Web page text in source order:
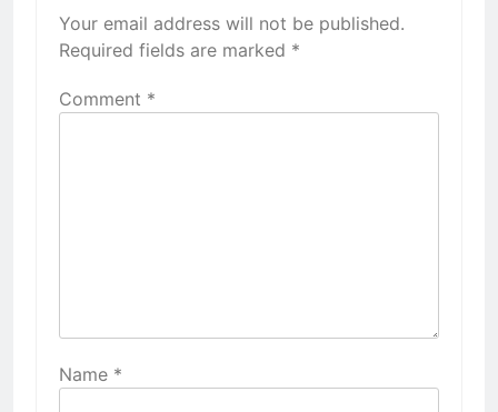
Your email address will not be published.
Required fields are marked *
Comment *
Name *